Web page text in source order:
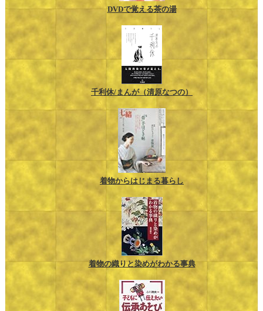
DVDで覚える茶の湯
千利休/まんが（清原なつの）
着物からはじまる暮らし
着物の織りと染めがわかる事典